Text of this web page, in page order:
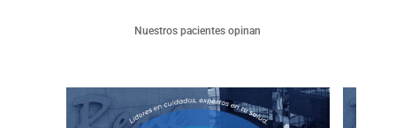
Nuestros pacientes opinan